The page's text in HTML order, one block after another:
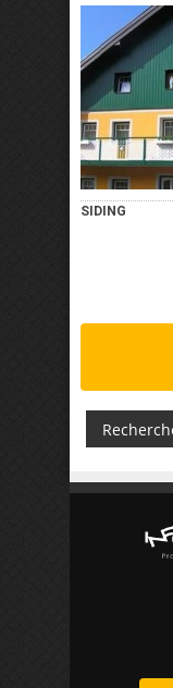
SIDING